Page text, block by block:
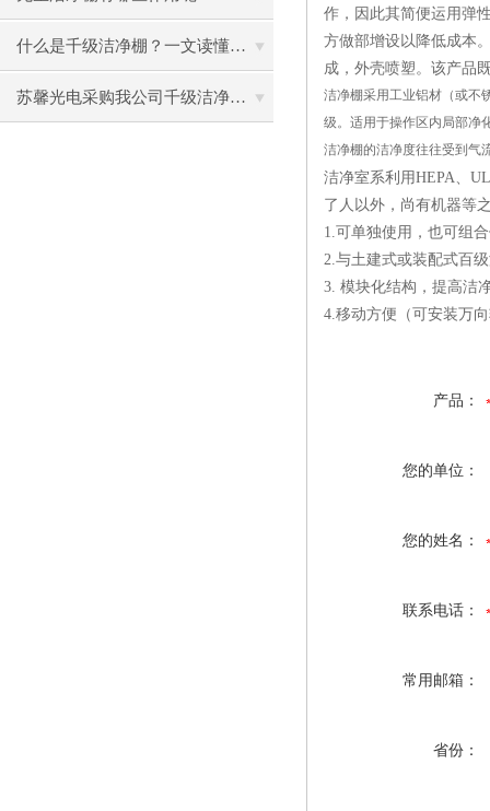
什么是千级洁净棚？一文读懂其结构特点与局部净化优势
苏馨光电采购我公司千级洁净棚普通工作台一批（7月07日）已顺利交货
作，因此其简便运用弹
方做部增设以降低成本
成，外壳喷塑。该产品
洁净棚采用工业铝材（或不
级。适用于操作区内局部净
洁净棚的洁净度往往受到气
洁净室系利用HEPA、
了人以外，尚有机器等
1.可单独使用，也可组
2.与土建式或装配式百
3. 模块化结构，提高洁
4.移动方便（可安装万
产品：
您的单位：
您的姓名：
联系电话：
常用邮箱：
省份：